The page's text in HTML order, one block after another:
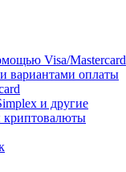
Visa/Mastercard
вариантами оплаты
и другие
криптовалюты